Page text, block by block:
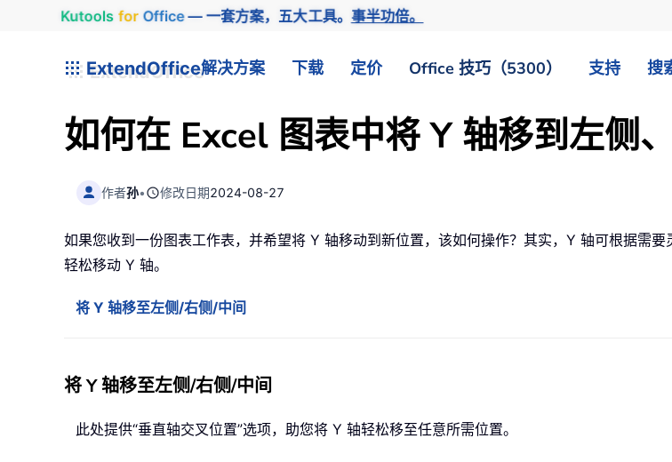
Kutools for Office— 一套方案，五大工具。事半功倍。
ExtendOffice解决方案 下载 定价 Office 技巧（5300） 支持 搜
如何在 Excel 图表中将 Y 轴移到左侧
作者孙• 修改日期2024-08-27
如果您收到一份图表工作表，并希望将 Y 轴移动到新位置，该如何操作？其实，Y 轴可根据需
轻松移动 Y 轴。
将 Y 轴移至左侧/右侧/中间
将 Y 轴移至左侧/右侧/中间
此处提供“垂直轴交叉位置”选项，助您将 Y 轴轻松移至任意所需位置。